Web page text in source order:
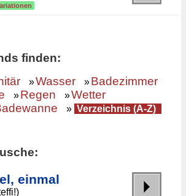
finden:
»Wasser »Badezimmer
»Regen »Wetter
» Verzeichnis (A-Z)
einmal